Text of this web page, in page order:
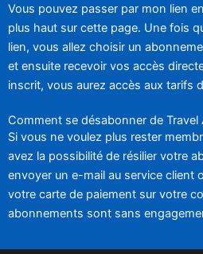
Vous pouvez passer par mon lien
plus haut sur cette page. Une fois
lien, vous allez choisir un
et ensuite recevoir vos accès
inscrit, vous aurez accès aux tarifs
Comment se désabonner de Travel
Si vous ne voulez plus rester
avez la possibilité de résilier votre
envoyer un e-mail au service client
votre carte de paiement sur votre
abonnements sont sans